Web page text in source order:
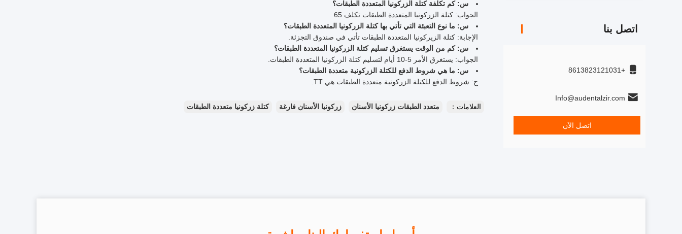
اتصل بنا
+8613823121031
Info@audentalzir.com
اتصل الآن
س: كم تكلفة كتلة الزركونيا المتعددة الطبقات؟
الجواب: كتلة الزركونيا المتعددة الطبقات تكلف 65
س: ما نوع التعبئة التي تأتي بها كتلة الزركونيا المتعددة الطبقات؟
الإجابة: كتلة الزيركونيا المتعددة الطبقات تأتي في صندوق التجزئة.
س: كم من الوقت يستغرق تسليم كتلة الزركونيا المتعددة الطبقات؟
الجواب: يستغرق الأمر 5-10 أيام لتسليم كتلة الزركونيا المتعددة الطبقات.
س: ما هي شروط الدفع للكتلة الزركونية متعددة الطبقات؟
ج: شروط الدفع للكتلة الزركونية متعددة الطبقات هي TT.
العلامات： متعدد الطبقات زركونيا الأسنان زركونيا الأسنان فارغة كتلة زركونيا متعددة الطبقات